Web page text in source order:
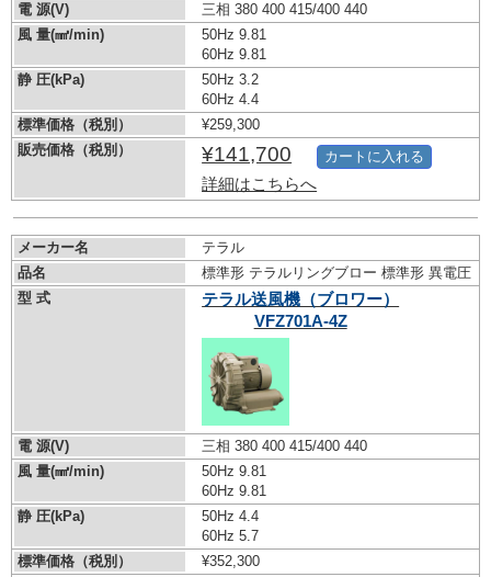
電 源(V)
三相 380 400 415/400 440
風 量(㎣/min)
50Hz 9.81
60Hz 9.81
静 圧(kPa)
50Hz 3.2
60Hz 4.4
標準価格（税別）
¥259,300
販売価格（税別）
¥141,700
詳細はこちらへ
カートに入れる
メーカー名
テラル
品名
標準形 テラルリングブロー 標準形 異電圧
型 式
テラル送風機（ブロワー）
VFZ701A-4Z
電 源(V)
三相 380 400 415/400 440
風 量(㎣/min)
50Hz 9.81
60Hz 9.81
静 圧(kPa)
50Hz 4.4
60Hz 5.7
標準価格（税別）
¥352,300